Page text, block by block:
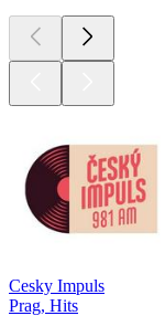
Cesky Impuls
Prag, Hits